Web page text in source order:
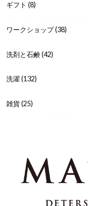
ギフト(8)
ワークショップ(38)
洗剤と石鹸(42)
洗濯(132)
雑貨(25)